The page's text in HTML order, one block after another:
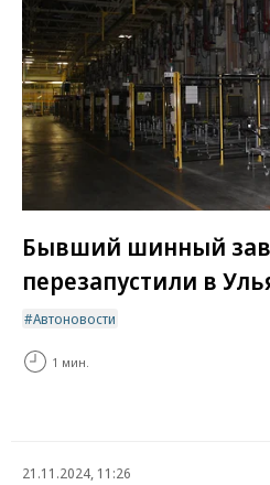
Бывший шинный
перезапустили в
Автоновости
1 мин.
21.11.2024, 11:26